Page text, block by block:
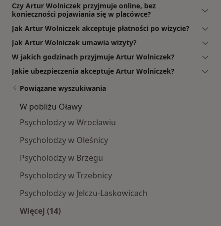
Czy Artur Wolniczek przyjmuje online, bez
konieczności pojawiania się w placówce?
Jak Artur Wolniczek akceptuje płatności po wizycie?
Jak Artur Wolniczek umawia wizyty?
W jakich godzinach przyjmuje Artur Wolniczek?
Jakie ubezpieczenia akceptuje Artur Wolniczek?
Powiązane wyszukiwania
W pobliżu Oławy
Psycholodzy w Wrocławiu
Psycholodzy w Oleśnicy
Psycholodzy w Brzegu
Psycholodzy w Trzebnicy
Psycholodzy w Jelczu-Laskowicach
Więcej (14)